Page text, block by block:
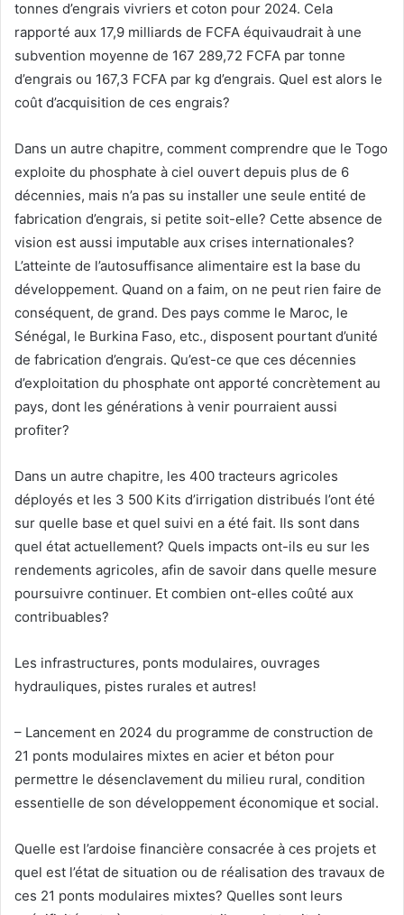
tonnes d’engrais vivriers et coton pour 2024. Cela
rapporté aux 17,9 milliards de FCFA équivaudrait à une
subvention moyenne de 167 289,72 FCFA par tonne
d’engrais ou 167,3 FCFA par kg d’engrais. Quel est alors le
coût d’acquisition de ces engrais?
Dans un autre chapitre, comment comprendre que le Togo
exploite du phosphate à ciel ouvert depuis plus de 6
décennies, mais n’a pas su installer une seule entité de
fabrication d’engrais, si petite soit-elle? Cette absence de
vision est aussi imputable aux crises internationales?
L’atteinte de l’autosuffisance alimentaire est la base du
développement. Quand on a faim, on ne peut rien faire de
conséquent, de grand. Des pays comme le Maroc, le
Sénégal, le Burkina Faso, etc., disposent pourtant d’unité
de fabrication d’engrais. Qu’est-ce que ces décennies
d’exploitation du phosphate ont apporté concrètement au
pays, dont les générations à venir pourraient aussi
profiter?
Dans un autre chapitre, les 400 tracteurs agricoles
déployés et les 3 500 Kits d’irrigation distribués l’ont été
sur quelle base et quel suivi en a été fait. Ils sont dans
quel état actuellement? Quels impacts ont-ils eu sur les
rendements agricoles, afin de savoir dans quelle mesure
poursuivre continuer. Et combien ont-elles coûté aux
contribuables?
Les infrastructures, ponts modulaires, ouvrages
hydrauliques, pistes rurales et autres!
– Lancement en 2024 du programme de construction de
21 ponts modulaires mixtes en acier et béton pour
permettre le désenclavement du milieu rural, condition
essentielle de son développement économique et social.
Quelle est l’ardoise financière consacrée à ces projets et
quel est l’état de situation ou de réalisation des travaux de
ces 21 ponts modulaires mixtes? Quelles sont leurs